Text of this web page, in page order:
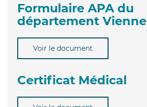
Formulaire APA du
département Vienne
Voir le document
Certificat Médical